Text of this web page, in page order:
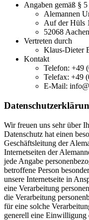
Angaben gemäß §
Alemannen
Auf der Hüls
52068 Aachen
Vertreten durch
Klaus-Dieter
Kontakt
Telefon: +49
Telefax: +49
E-Mail:
Wir freuen uns sehr über
Datenschutz hat einen
Geschäftsleitung der
Internetseiten der
jede Angabe
betroffene Person
unsere Internetseite in
eine Verarbeitung
die Verarbeitung
für eine solche
generell eine Einwilligung